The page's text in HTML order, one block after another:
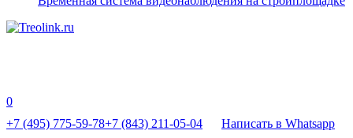
0
+7 (495) 775-59-78+7 (843) 211-05-04
Написать в Whatsapp